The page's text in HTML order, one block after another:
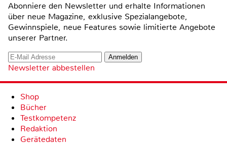
Abonniere den Newsletter und erhalte Informationen
über neue Magazine, exklusive Spezialangebote,
Gewinnspiele, neue Features sowie limitierte Angebote
unserer Partner.
Newsletter abbestellen
Shop
Bücher
Testkompetenz
Redaktion
Gerätedaten